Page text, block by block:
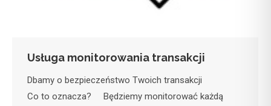
Usługa monitorowania transakcji
Dbamy o bezpieczeństwo Twoich transakcji
Co to oznacza? Będziemy monitorować każdą